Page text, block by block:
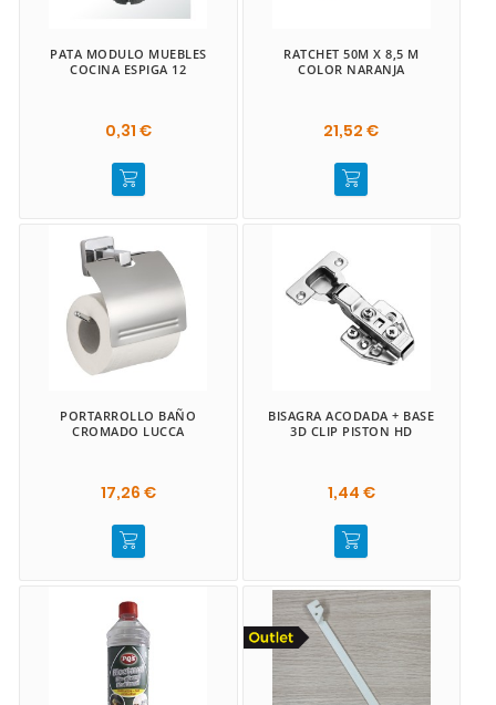
PATA MODULO MUEBLES
COCINA ESPIGA 12
0,31 €
RATCHET 50M X 8,5 M
COLOR NARANJA
21,52 €
PORTARROLLO BAÑO
CROMADO LUCCA
17,26 €
BISAGRA ACODADA + BASE
3D CLIP PISTON HD
1,44 €